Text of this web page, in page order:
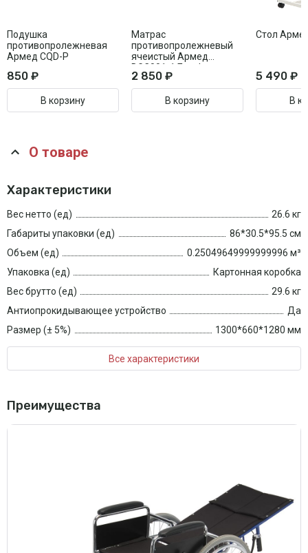
Подушка
противопролежневая
Армед CQD-P
850 ₽
В корзину
Матрас
противопролежневый
ячеистый Армед
DGC001-1 Без функции
статик
2 850 ₽
В корзину
Стол
5 490 ₽
В
О товаре
Характеристики
Вес нетто (ед)
26.6 кг
Габариты упаковки (ед)
86*30.5*95.5 см
Объем (ед)
0.25049649999999996 м³
Упаковка (ед)
Картонная коробка
Вес брутто (ед)
29.6 кг
Антиопрокидывающее устройство
Да
Размер (± 5%)
1300*660*1280 мм
Все характеристики
Преимущества